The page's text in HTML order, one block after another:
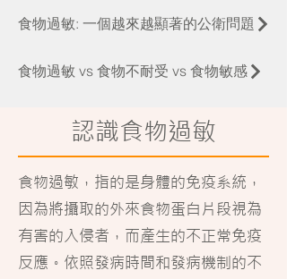
食物過敏: 一個越來越顯著的公衛問題
食物過敏 vs 食物不耐受 vs 食物敏感
認識食物過敏
食物過敏，指的是身體的免疫系統，
因為將攝取的外來食物蛋白片段視為
有害的入侵者，而產生的不正常免疫
反應。依照發病時間和發病機制的不